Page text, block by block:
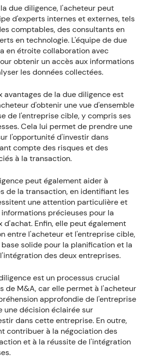
due diligence, l'acheteur peut
d'experts internes et externes, tels
comptables, des consultants en
en technologie. L'équipe de due
en étroite collaboration avec
obtenir un accès aux informations
les données collectées.
avantages de la due diligence est
d'obtenir une vue d'ensemble
de l'entreprise cible, y compris ses
Cela lui permet de prendre une
l'opportunité d'investir dans
compte des risques et des
à la transaction.
peut également aider à
de la transaction, en identifiant les
une attention particulière et
précieuses pour la
d'achat. Enfin, elle peut également
entre l'acheteur et l'entreprise cible,
solide pour la planification et la
des deux entreprises.
est un processus crucial
de M&A, car elle permet à l'acheteur
approfondie de l'entreprise
une décision éclairée sur
dans cette entreprise. En outre,
contribuer à la négociation des
et à la réussite de l'intégration